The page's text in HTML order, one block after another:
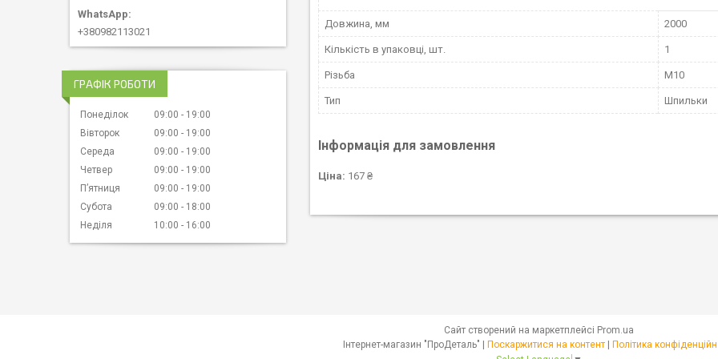
Довжина, мм 2000
Кількість в упаковці, шт. 1
Різьба М10
Тип Шпильки
Інформація для замовлення
Ціна: 167 ₴
+380982113021
ГРАФІК РОБОТИ
Понеділок 09:00
19:00
Вівторок
09:00
19:00
Середа
09:00
19:00
Четвер
09:00
19:00
Пʼятниця
09:00
19:00
Субота
09:00
18:00
Неділя
10:00 16:00
Сайт створений на маркетплейсі Prom.ua
Поскаржитися на контент
Політика